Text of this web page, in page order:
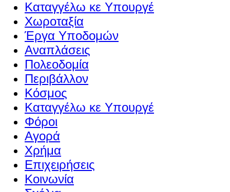
Καταγγέλω κε Υπουργέ
Χωροταξία
Έργα Υποδομών
Αναπλάσεις
Πολεοδομία
Περιβάλλον
Κόσμος
Καταγγέλω κε Υπουργέ
Φόροι
Αγορά
Χρήμα
Επιχειρήσεις
Κοινωνία